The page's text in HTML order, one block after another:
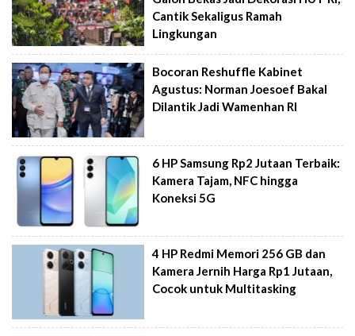
Cantik Sekaligus Ramah
Lingkungan
Bocoran Reshuffle Kabinet
Agustus: Norman Joesoef Bakal
Dilantik Jadi Wamenhan RI
6 HP Samsung Rp2 Jutaan Terbaik:
Kamera Tajam, NFC hingga
Koneksi 5G
4 HP Redmi Memori 256 GB dan
Kamera Jernih Harga Rp1 Jutaan,
Cocok untuk Multitasking